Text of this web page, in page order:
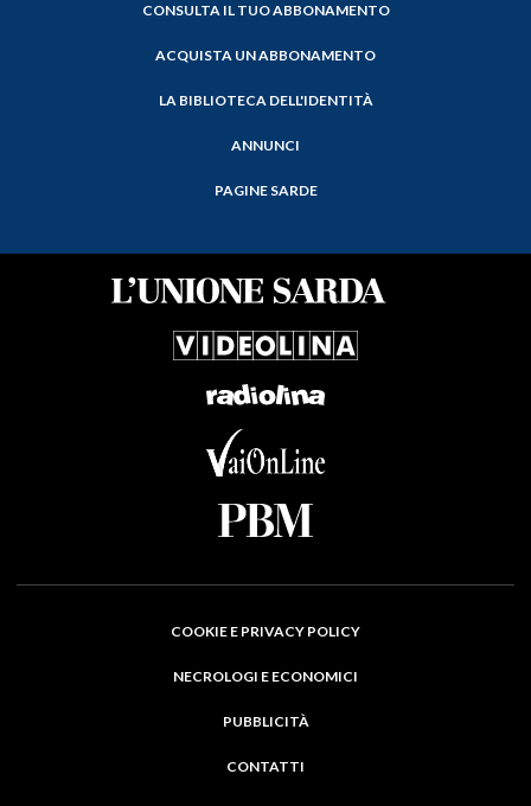
CONSULTA IL TUO ABBONAMENTO
ACQUISTA UN ABBONAMENTO
LA BIBLIOTECA DELL'IDENTITÀ
ANNUNCI
PAGINE SARDE
COOKIE E PRIVACY POLICY
NECROLOGI E ECONOMICI
PUBBLICITÀ
CONTATTI